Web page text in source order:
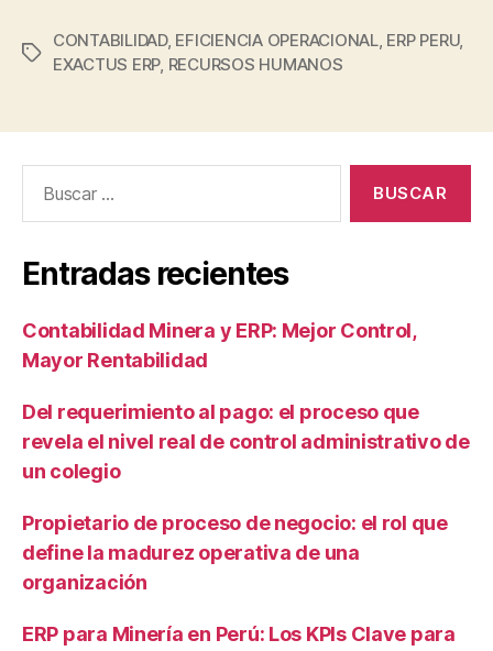
CONTABILIDAD, EFICIENCIA OPERACIONAL, ERP PERU,
EXACTUS ERP, RECURSOS HUMANOS
Entradas recientes
Contabilidad Minera y ERP: Mejor Control,
Mayor Rentabilidad
Del requerimiento al pago: el proceso que
revela el nivel real de control administrativo de
un colegio
Propietario de proceso de negocio: el rol que
define la madurez operativa de una
organización
ERP para Minería en Perú: Los KPIs Clave para